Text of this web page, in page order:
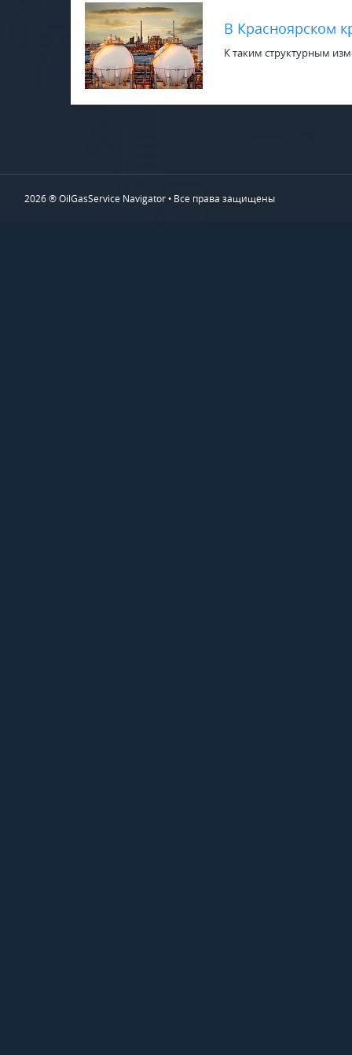
В Красноярском
К таким структурным
2026 ® OilGasService Navigator • Все права защищены